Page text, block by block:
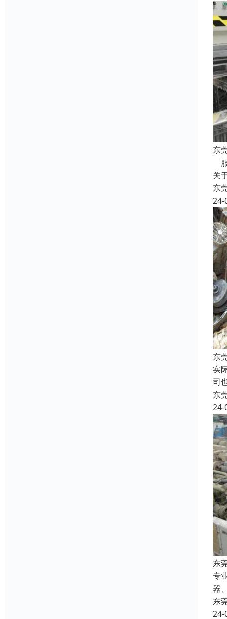
东
关
东
24-
东
实
司
东
24-
东
专
器
东
24-